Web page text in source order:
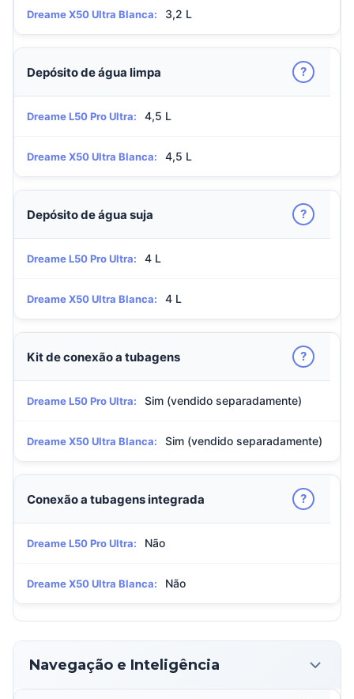
Dreame X50 Ultra Blanca: 3,2 L
Depósito de água limpa ?
Dreame L50 Pro Ultra: 4,5 L
Dreame X50 Ultra Blanca: 4,5 L
Depósito de água suja ?
Dreame L50 Pro Ultra: 4 L
Dreame X50 Ultra Blanca: 4 L
Kit de conexão a tubagens ?
Dreame L50 Pro Ultra: Sim (vendido separadamente)
Dreame X50 Ultra Blanca: Sim (vendido separadamente)
Conexão a tubagens integrada ?
Dreame L50 Pro Ultra: Não
Dreame X50 Ultra Blanca: Não
Navegação e Inteligência